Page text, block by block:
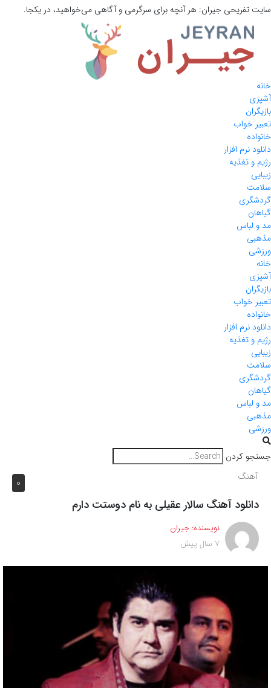
سایت تفریحی جیران: هر آنچه برای سرگرمی و آگاهی می‌خواهید، در یکجا.
خانه
آشپزی
بازیگران
تعبیر خواب
خانواده
دانلود نرم افزار
رژیم و تغذیه
زیبایی
سلامت
گردشگری
گیاهان
مد و لباس
مذهبی
ورزشی
خانه
آشپزی
بازیگران
تعبیر خواب
خانواده
دانلود نرم افزار
رژیم و تغذیه
زیبایی
سلامت
گردشگری
گیاهان
مد و لباس
مذهبی
ورزشی
جستجو کردن
0 آهنگ
دانلود آهنگ سالار عقیلی به نام دوستت دارم
نویسنده: جیران
7 سال پیش